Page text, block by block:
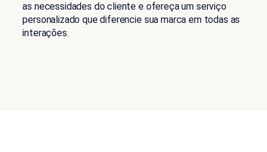
as necessidades do cliente e ofereça um serviço
personalizado que diferencie sua marca em todas as
interações.